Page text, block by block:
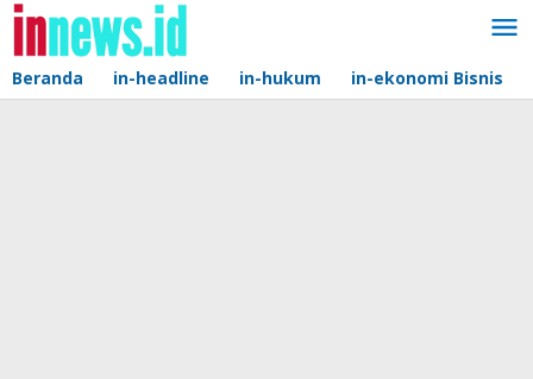
Lewati
konten
Beranda in-headline in-hukum in-ekonomi Bisnis